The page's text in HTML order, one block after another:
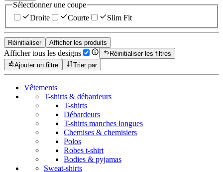
Sélectionner une coupe
Droite
Courte Slim Fit
Réinitialiser Afficher les produits
Afficher tous les designs
Réinitialiser les filtres
Ajouter un filtre
Trier par
Vêtements
T-shirts & débardeurs
T-shirts
Débardeurs
T-shirts manches longues
Chemises & chemisiers
Polos
Robes t-shirt
Bodies & pyjamas
Sweat-shirts